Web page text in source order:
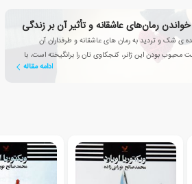
ی شک و تردید به رمان های عاشقانه و طرفداران آن
محبوب بودن این ژانر، کنجکاوی تان را برانگیخته است، با
ادامه مقاله